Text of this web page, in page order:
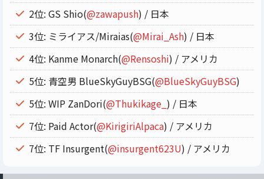
2位: GS Shio(@zawapush) / 日本
3位: ミライアス/Miraias(@Mirai_Ash) / 日本
4位: Kanme Monarch(@Rensoshi) / アメリカ
5位: 青空男 BlueSkyGuyBSG(@BlueSkyGuyBSG)
5位: WIP ZanDori(@Thukikage_ ) / 日本
7位: Paid Actor(@KirigiriAlpaca) / アメリカ
7位: TF Insurgent(@insurgent623U) / アメリカ